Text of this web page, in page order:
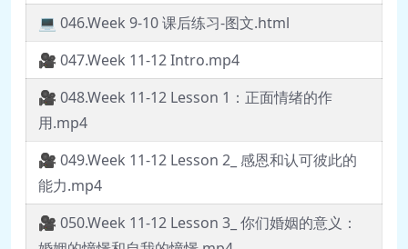
💻 046.Week 9-10 课后练习-图文.html
🎥 047.Week 11-12 Intro.mp4
🎥 048.Week 11-12 Lesson 1：正面情绪的作
用.mp4
🎥 049.Week 11-12 Lesson 2_ 感恩和认可彼此的
能力.mp4
🎥 050.Week 11-12 Lesson 3_ 你们婚姻的意义：